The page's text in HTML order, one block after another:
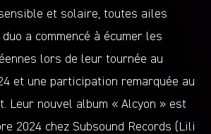
et solaire, toutes ailes
a commencé à écumer les
lors de leur tournée au
et une participation remarquée au
Leur nouvel album « Alcyon » est
2024 chez Subsound Records (Lili